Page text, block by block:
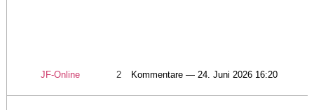
JF-Online 2 Kommentare — 24. Juni 2026 16:20